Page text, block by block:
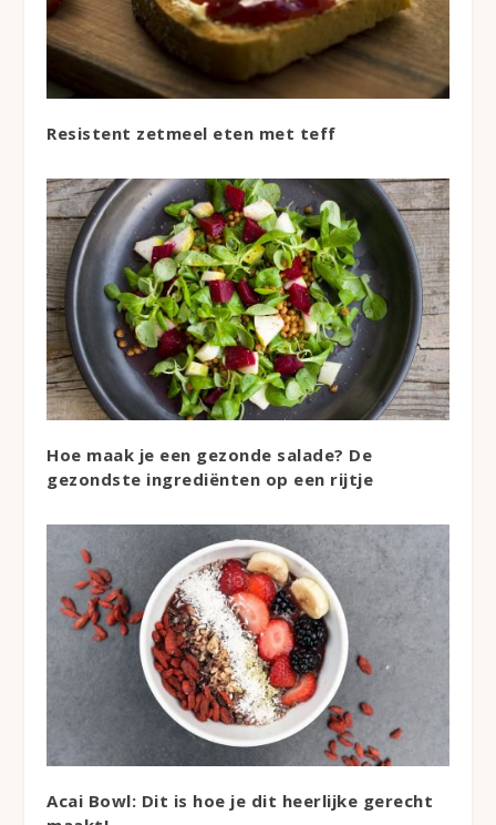
Resistent zetmeel eten met teff
Hoe maak je een gezonde salade? De
gezondste ingrediënten op een rijtje
Acai Bowl: Dit is hoe je dit heerlijke gerecht